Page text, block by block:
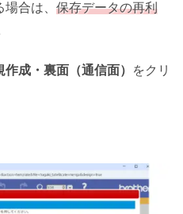
合は、 保存データの再利
作成・裏面（通信面）
をクリ